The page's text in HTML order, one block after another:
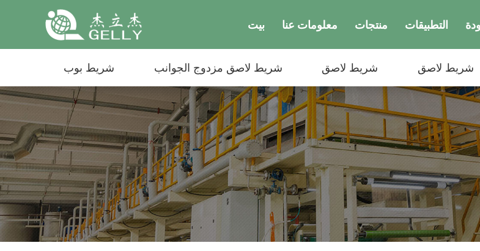
بيت معلومات عنا منتجات التطبيقات
شريط بوب شريط لاصق مزدوج الجوانب شريط لاصق شريط لاصق